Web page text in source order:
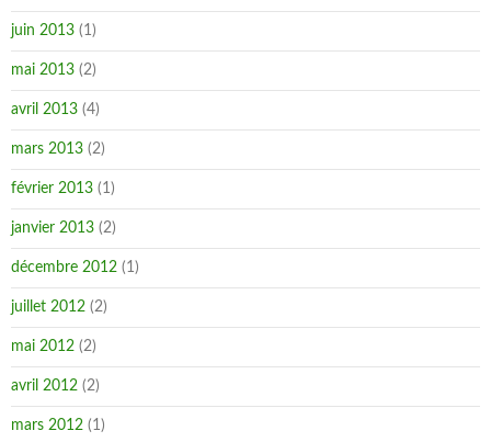
juin 2013 (1)
mai 2013 (2)
avril 2013 (4)
mars 2013 (2)
février 2013 (1)
janvier 2013 (2)
décembre 2012 (1)
juillet 2012 (2)
mai 2012 (2)
avril 2012 (2)
mars 2012 (1)